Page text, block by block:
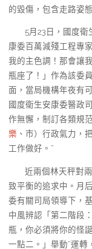
的毀傷，包含走路姿
5月23日，國度
康委百萬減殘工程專
我的主色調！那會讓
瓶座了！」作為該委
面，當局機構年夜有
國度衛生安康委醫政
作無懈，制訂各類規
樂 、市）行政氣力，
工作做好。”
近兩個林天秤對
致平衡的追求中。月
委有關司局領導下，
中風辨認「第二階段
瓶，你必須將你的怪
一點二。」舉動”運